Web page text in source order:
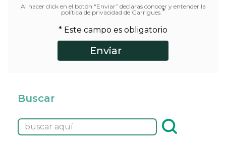
Al hacer click en el botón “Enviar” declaras conocer y entender la
política de privacidad de Garrigues. *
* Este campo es obligatorio
Buscar